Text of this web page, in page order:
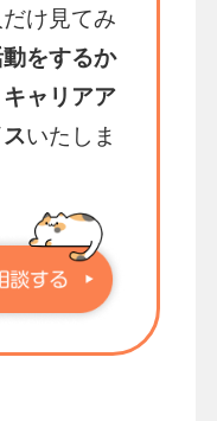
け見てみ
をするか
ャリアア
いたしま